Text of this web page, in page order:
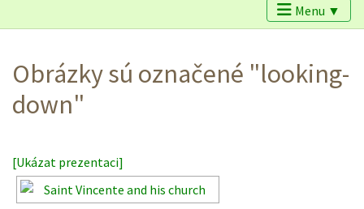
Menu ▼
Obrázky sú označené "looking-
down"
[Ukázat prezentaci]